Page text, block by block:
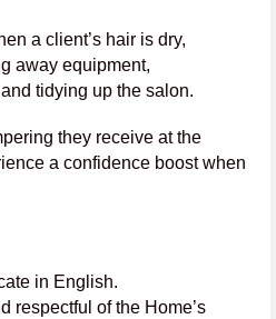
a client’s hair is dry,
away equipment,
tidying up the salon.
they receive at the
a confidence boost when
in English.
respectful of the Home’s